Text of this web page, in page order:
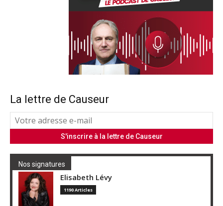
La lettre de Causeur
Nos signatures
Elisabeth Lévy
1190 Articles